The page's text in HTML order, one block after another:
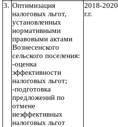
3. Оптимизация
налоговых льгот,
установленных
нормативными
правовыми актами
Вознесенского
сельского поселения:
-оценка
эффективности
налоговых льгот;
-подготовка
предложений по
отмене
неэффективных
налоговых льгот
2018-2020
г.г.